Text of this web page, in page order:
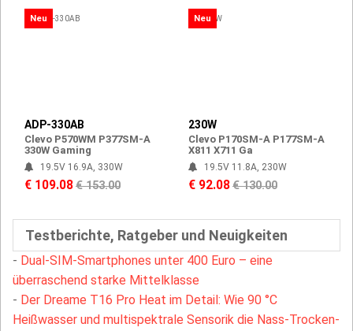
Neu
ADP-330AB
Clevo P570WM P377SM-A
330W Gaming
19.5V 16.9A, 330W
€ 109.08€ 153.00
Neu
230W
Clevo P170SM-A P177SM-A
X811 X711 Ga
19.5V 11.8A, 230W
€ 92.08€ 130.00
Testberichte, Ratgeber und Neuigkeiten
- Dual-SIM-Smartphones unter 400 Euro – eine
überraschend starke Mittelklasse
- Der Dreame T16 Pro Heat im Detail: Wie 90 °C
Heißwasser und multispektrale Sensorik die Nass-Trocken-